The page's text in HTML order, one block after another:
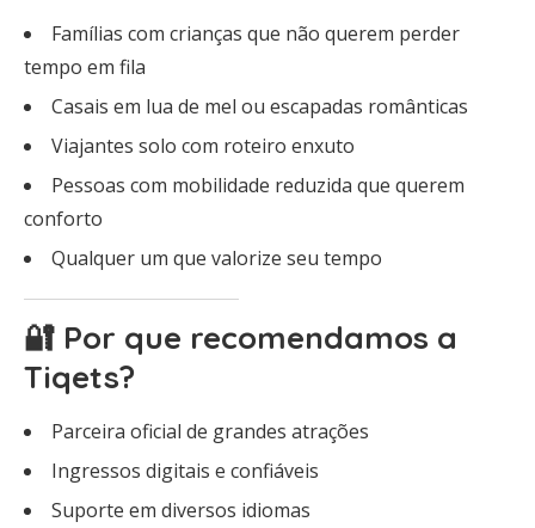
Famílias com crianças que não querem perder
tempo em fila
Casais em lua de mel ou escapadas românticas
Viajantes solo com roteiro enxuto
Pessoas com mobilidade reduzida que querem
conforto
Qualquer um que valorize seu tempo
🔐 Por que recomendamos a
Tiqets?
Parceira oficial de grandes atrações
Ingressos digitais e confiáveis
Suporte em diversos idiomas